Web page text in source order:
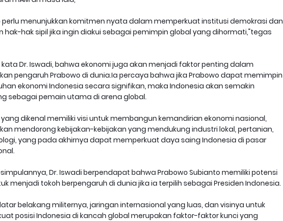
perlu menunjukkan komitmen nyata dalam memperkuat institusi demokrasi dan
hak-hak sipil jika ingin diakui sebagai pemimpin global yang dihormati,"tegas
kata Dr. Iswadi, bahwa ekonomi juga akan menjadi faktor penting dalam
pengaruh Prabowo di dunia.Ia percaya bahwa jika Prabowo dapat memimpin
ekonomi Indonesia secara signifikan, maka Indonesia akan semakin
sebagai pemain utama di arena global.
yang dikenal memiliki visi untuk membangun kemandirian ekonomi nasional,
mendorong kebijakan-kebijakan yang mendukung industri lokal, pertanian,
yang pada akhirnya dapat memperkuat daya saing Indonesia di pasar
Dr. Iswadi berpendapat bahwa Prabowo Subianto memiliki potensi
menjadi tokoh berpengaruh di dunia jika ia terpilih sebagai Presiden Indonesia.
belakang militernya, jaringan internasional yang luas, dan visinya untuk
posisi Indonesia di kancah global merupakan faktor-faktor kunci yang